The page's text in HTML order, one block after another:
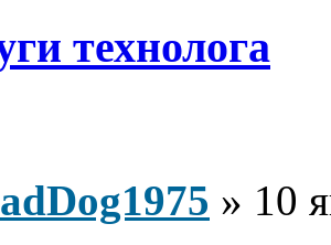
технолога
» 10